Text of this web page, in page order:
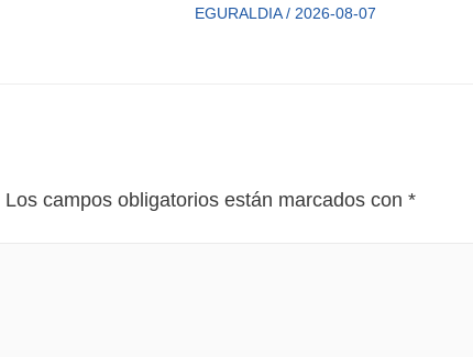
EGURALDIA/ 2026-08-07
Los campos obligatorios están marcados con *